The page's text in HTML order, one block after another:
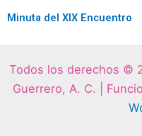
Minuta del XIX Encuentro
Todos los derechos ©
Guerrero, A. C. |